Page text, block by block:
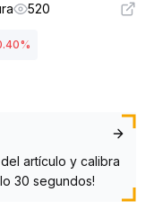
520
%
artículo y calibra
30 segundos!